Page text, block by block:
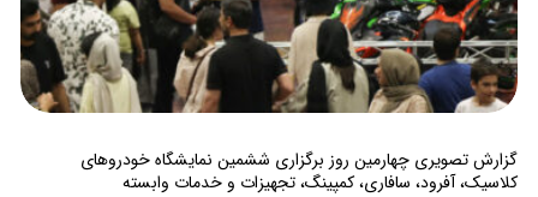
گزارش تصویری چهارمین روز برگزاری ششمین نمایشگاه خودروهای
کلاسیک، آفرود، سافاری، کمپینگ، تجهیزات و خدمات وابسته